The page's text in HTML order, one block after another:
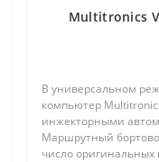
Multitronics
В универсальном
компьютер
инжекторными
Маршрутный
число оригинальных